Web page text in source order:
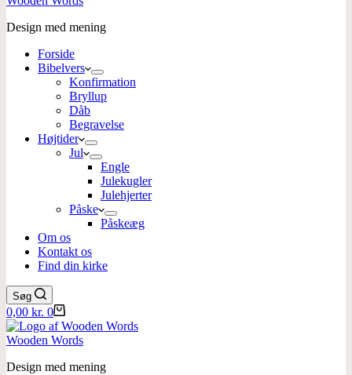
Design med mening
Forside
Bibelvers
Konfirmation
Bryllup
Dåb
Begravelse
Højtider
Jul
Engle
Julekugler
Julehjerter
Påske
Påskeæg
Om os
Kontakt os
Find din kirke
Søg
Indkøbskurv
0,00 kr. 0
Wooden Words
Design med mening